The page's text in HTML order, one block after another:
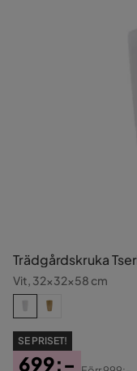
Trädgårdskruka
Vit, 32x32x58 cm
SE PRISET!
699:-